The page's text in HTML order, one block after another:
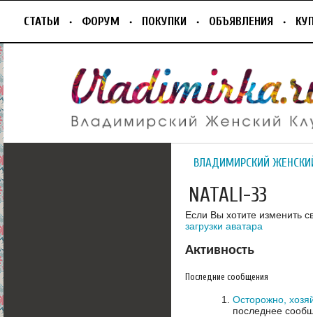
СТАТЬИ ФОРУМ ПОКУПКИ ОБЪЯВЛЕНИЯ
ВЛАДИМИРСКИЙ
NATALI-33
Если Вы хотите изменить
загрузки аватара
Активность
Последние сообщения
Осторожно,
последнее